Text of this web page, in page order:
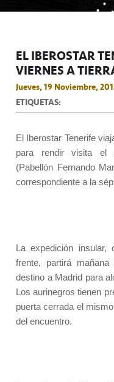
EL IBEROSTAR
VIERNES A
Jueves, 19 Noviembre,
ETIQUETAS:
El Iberostar Tenerife
para rendir visita el
(Pabellón Fernando
correspondiente a la
La expedición
frente, partirá
destino a Madrid para
Los aurinegros tienen
puerta cerrada el
del encuentro.